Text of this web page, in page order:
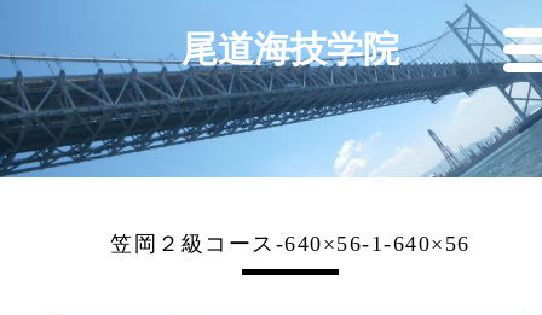
笠岡２級コース-640×56-1-640×56
尾道海技学院